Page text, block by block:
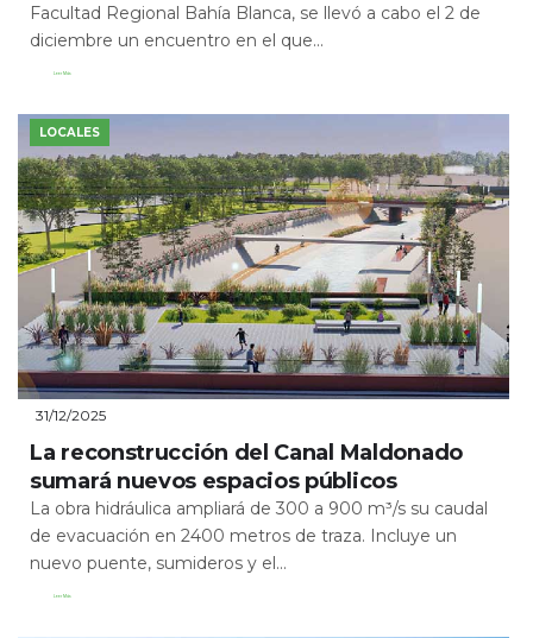
Facultad Regional Bahía Blanca, se llevó a cabo el 2 de
diciembre un encuentro en el que...
Leer Más
LOCALES
31/12/2025
La reconstrucción del Canal Maldonado
sumará nuevos espacios públicos
La obra hidráulica ampliará de 300 a 900 m³/s su caudal
de evacuación en 2400 metros de traza. Incluye un
nuevo puente, sumideros y el...
Leer Más